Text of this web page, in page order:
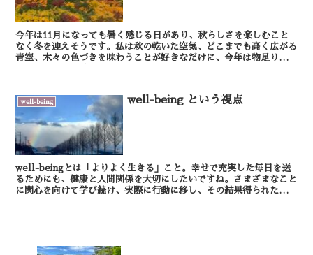
今年は11月になっても暑く感じる日があり、秋らしさを楽しむこと
なく冬を迎えそうです。私は秋の乾いた空気、どこまでも高く広がる
青空、木々の色づきを味わうことが好きなだけに、今年は物足りなく
well-being well-being という視点
well-beingとは「よりよく生きる」こと。幸せで充実した毎日を送
るためにも、健康と人間関係を大切にしたいですね。さまざまなこと
に関心を向けて学び続け、実際に行動に移し、その結果得られたもの